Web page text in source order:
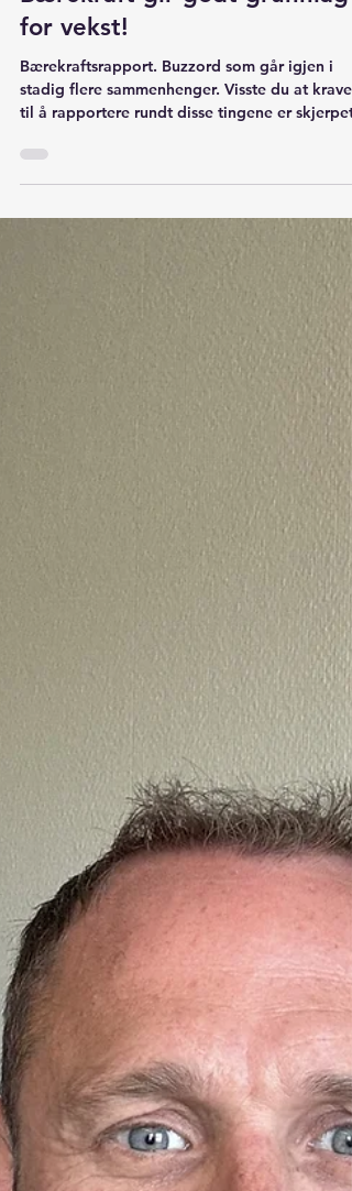
Faglig
Bærekraft gir godt grunnlag
for vekst!
Bærekraftsrapport. Buzzord som går igjen i
til å rapportere rundt disse tingene er skjerpet?